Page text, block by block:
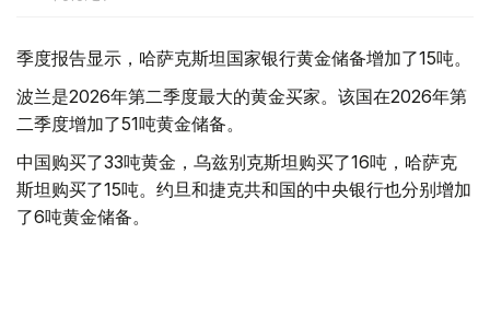
季度报告显示，哈萨克斯坦国家银行黄金储备增加了15吨。
波兰是2026年第二季度最大的黄金买家。该国在2026年第
二季度增加了51吨黄金储备。
中国购买了33吨黄金，乌兹别克斯坦购买了16吨，哈萨克
斯坦购买了15吨。约旦和捷克共和国的中央银行也分别增加
了6吨黄金储备。